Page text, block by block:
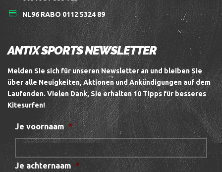
NL96 RABO 0112 5324 89
ANTIX SPORTS NEWSLETTER
Melden Sie sich für unseren Newsletter an und bleiben Sie
über alle Neuigkeiten, Aktionen und Ankündigungen auf dem
Laufenden. Vielen Dank, Sie erhalten 10 Tipps für besseres
Kitesurfen!
Je voornaam *
Je achternaam *